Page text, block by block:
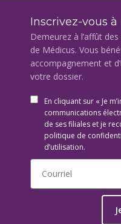
Inscrivez-vous
Demeurez à l’affût
de Médicus. Vous
accompagnement et
votre dossier.
En cliquant sur « Je
communications
de ses filiales et je
politique de
d’utilisation.